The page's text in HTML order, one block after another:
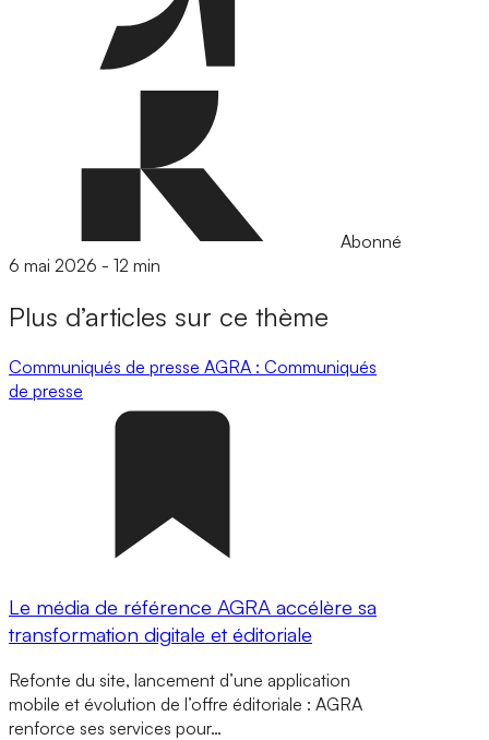
Abonné
6 mai 2026 - 12 min
Plus d’articles sur ce thème
Communiqués de presse AGRA : Communiqués
de presse
Le média de référence AGRA accélère sa
transformation digitale et éditoriale
Refonte du site, lancement d’une application
mobile et évolution de l’offre éditoriale : AGRA
renforce ses services pour…